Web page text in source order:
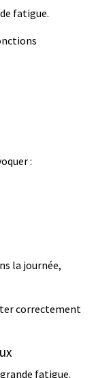
fatigue.
:
la journée,
correctement
fatigue.